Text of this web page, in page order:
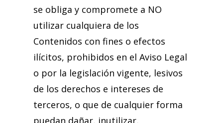
se obliga y compromete a NO
utilizar cualquiera de los
Contenidos con fines o efectos
ilícitos, prohibidos en el Aviso Legal
o por la legislación vigente, lesivos
de los derechos e intereses de
terceros, o que de cualquier forma
puedan dañar, inutilizar,